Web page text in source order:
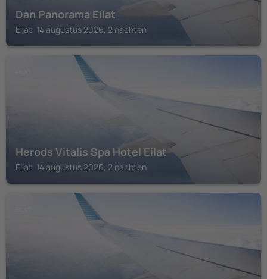
Dan Panorama Eilat
Eilat, 14 augustus 2026, 2 nachten
Herods Vitalis Spa Hotel Eilat
Eilat, 14 augustus 2026, 2 nachten